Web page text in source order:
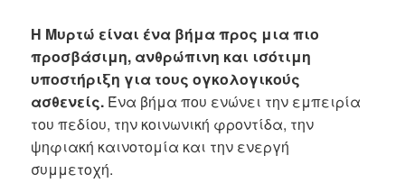
Η Μυρτώ είναι ένα βήμα προς μια πιο
προσβάσιμη, ανθρώπινη και ισότιμη
υποστήριξη για τους ογκολογικούς
ασθενείς. Ένα βήμα που ενώνει την εμπειρία
του πεδίου, την κοινωνική φροντίδα, την
ψηφιακή καινοτομία και την ενεργή
συμμετοχή.